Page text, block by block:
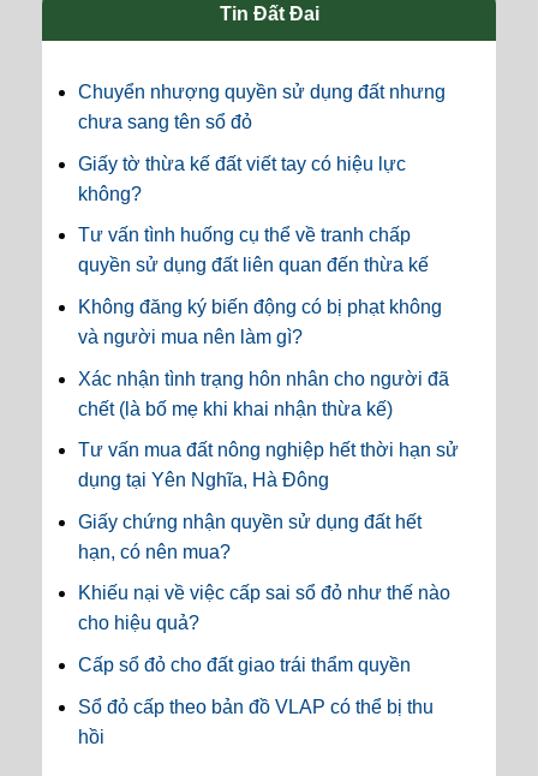
Tin Đất Đai
Chuyển nhượng quyền sử dụng đất nhưng
chưa sang tên sổ đỏ
Giấy tờ thừa kế đất viết tay có hiệu lực
không?
Tư vấn tình huống cụ thể về tranh chấp
quyền sử dụng đất liên quan đến thừa kế
Không đăng ký biến động có bị phạt không
và người mua nên làm gì?
Xác nhận tình trạng hôn nhân cho người đã
chết (là bố mẹ khi khai nhận thừa kế)
Tư vấn mua đất nông nghiệp hết thời hạn sử
dụng tại Yên Nghĩa, Hà Đông
Giấy chứng nhận quyền sử dụng đất hết
hạn, có nên mua?
Khiếu nại về việc cấp sai sổ đỏ như thế nào
cho hiệu quả?
Cấp sổ đỏ cho đất giao trái thẩm quyền
Sổ đỏ cấp theo bản đồ VLAP có thể bị thu
hồi